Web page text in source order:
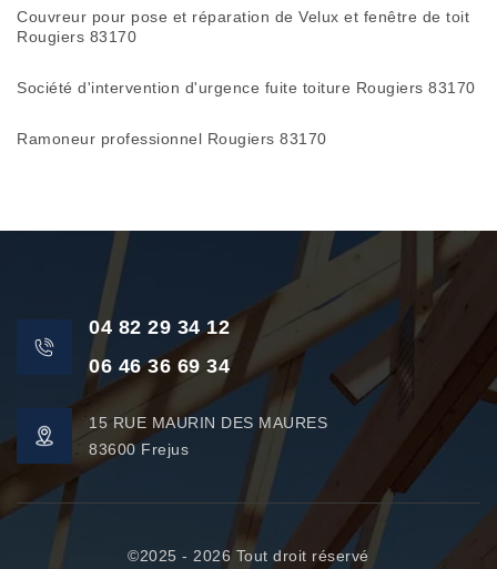
Couvreur pour pose et réparation de Velux et fenêtre de toit
Rougiers 83170
Société d'intervention d'urgence fuite toiture Rougiers 83170
Ramoneur professionnel Rougiers 83170
04 82 29 34 12
06 46 36 69 34
15 RUE MAURIN DES MAURES
83600 Frejus
©2025 - 2026 Tout droit réservé